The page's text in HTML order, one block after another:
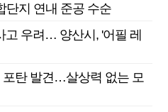
단지 연내 준공 수순
고 우려… 양산시, '어필 레
포탄 발견…살상력 없는 모